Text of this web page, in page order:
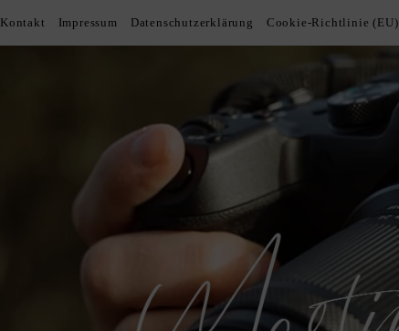
Kontakt Impressum Datenschutzerklärung Cookie-Richtlinie (EU)